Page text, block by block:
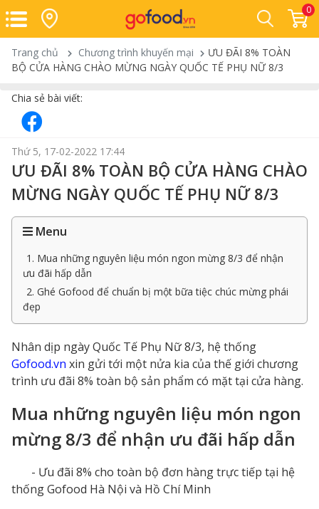
0
Trang chủ Chương trình khuyến mại
ƯU ĐÃI 8% TOÀN
BỘ CỬA HÀNG CHÀO MỪNG NGÀY QUỐC TẾ PHỤ NỮ 8/3
Chia sẻ bài viết:
Thứ 5, 17-02-2022 17:44
ƯU ĐÃI 8% TOÀN BỘ CỬA HÀNG CHÀO
MỪNG NGÀY QUỐC TẾ PHỤ NỮ 8/3
Menu
1. Mua những nguyên liệu món ngon mừng 8/3 để nhận
ưu đãi hấp dẫn
2. Ghé Gofood để chuẩn bị một bữa tiệc chúc mừng phái
đẹp
Nhân dịp ngày Quốc Tế Phụ Nữ 8/3, hệ thống
Gofood.vn xin gửi tới một nửa kia của thế giới chương
trình ưu đãi 8% toàn bộ sản phẩm có mặt tại cửa hàng.
Mua những nguyên liệu món ngon
mừng 8/3 để nhận ưu đãi hấp dẫn
- Ưu đãi 8% cho toàn bộ đơn hàng trực tiếp tại hệ
thống Gofood Hà Nội và Hồ Chí Minh